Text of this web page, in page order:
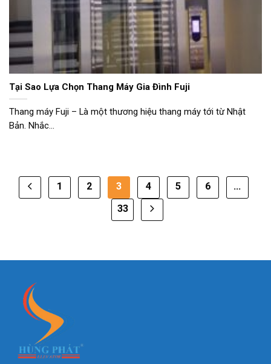
Tại Sao Lựa Chọn Thang Máy Gia Đình Fuji
Thang máy Fuji – Là một thương hiệu thang máy tới từ Nhật
Bản. Nhắc...
1 2 3 4 5 6
…
33